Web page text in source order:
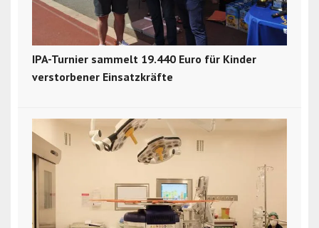
IPA-Turnier sammelt 19.440 Euro für Kinder
verstorbener Einsatzkräfte